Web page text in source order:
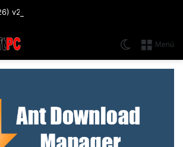
Menú
Switch skin